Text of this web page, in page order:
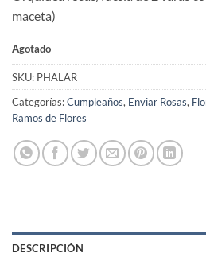
puntuaciones
de clientes
maceta)
Agotado
SKU: PHALAR
Categorías:Cumpleaños, Enviar Rosas,
Ramos de Flores
DESCRIPCIÓN